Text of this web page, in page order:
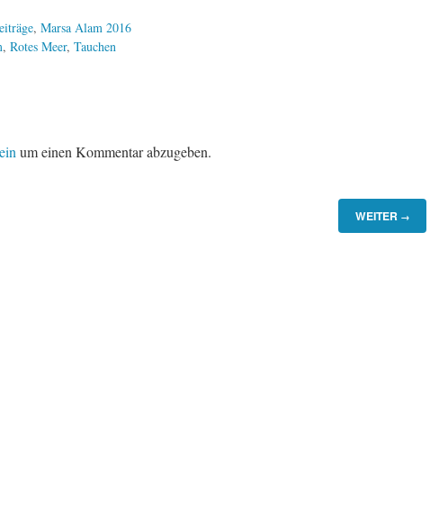
, Marsa Alam 2016
, Rotes Meer, Tauchen
um einen Kommentar abzugeben.
WEITER →